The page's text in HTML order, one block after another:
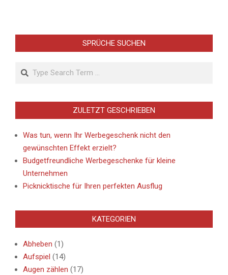
SPRÜCHE SUCHEN
Search
ZULETZT GESCHRIEBEN
Was tun, wenn Ihr Werbegeschenk nicht den
gewünschten Effekt erzielt?
Budgetfreundliche Werbegeschenke für kleine
Unternehmen
Picknicktische für Ihren perfekten Ausflug
KATEGORIEN
Abheben (1)
Aufspiel (14)
Augen zählen (17)